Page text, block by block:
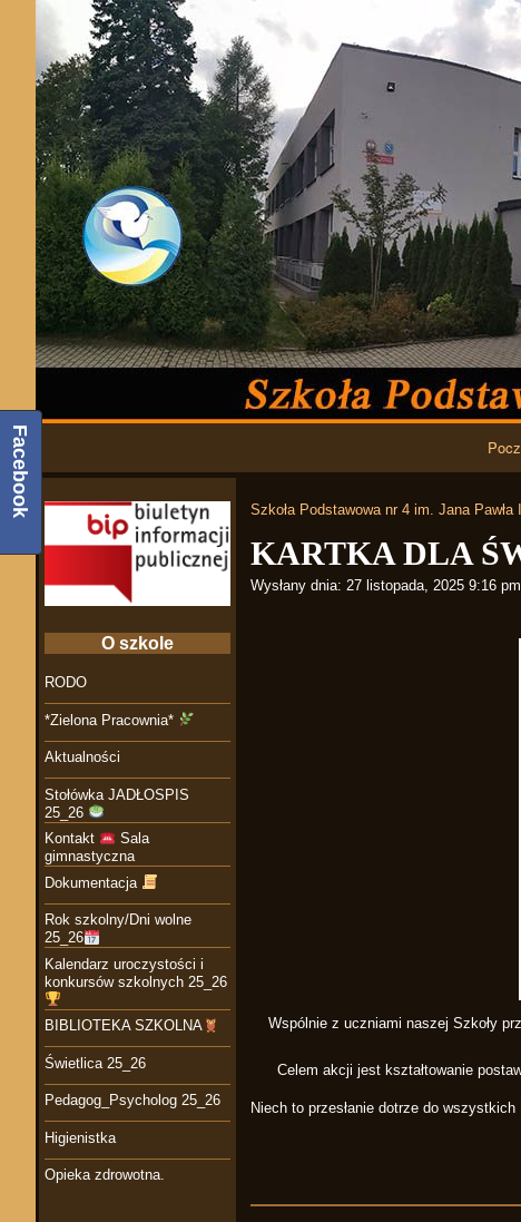
Szkoła Podstawowa nr 4 im. Jana Pawła
KARTKA DLA
Wysłany dnia: 27 listopada, 2025 9:16 pm
Wspólnie z uczniami naszej Szkoły
Celem akcji jest kształtowanie
Niech to przesłanie dotrze do wszystkich
O szkole
RODO
*Zielona Pracownia*
Aktualności
Stołówka JADŁOSPIS
25_26
Kontakt
Sala
gimnastyczna
Dokumentacja
Rok szkolny/Dni wolne
25_26
Kalendarz uroczystości i
konkursów szkolnych 25_26
BIBLIOTEKA SZKOLNA
Świetlica 25_26
Pedagog_Psycholog 25_26
Higienistka
Opieka zdrowotna.
Facebook